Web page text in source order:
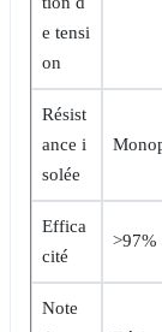
e tensi
on
Résist
ance i
solée
Effica
cité
>97%
Note